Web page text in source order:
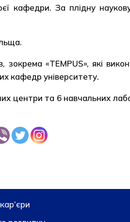
кафедри. За плідну
«TEMPUS», які
кафедр університету.
центри та 6 навчальних